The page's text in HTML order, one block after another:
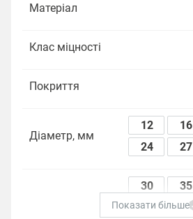
Матеріал
Клас міцності
Покриття
Діаметр, мм
12 16
24
27
30 35
50
55
Показати більше